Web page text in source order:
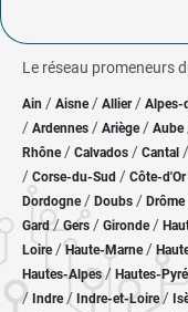
Le réseau promeneurs
Ain / Aisne/ Allier/ Alpes-
/ Ardennes / Ariège/ Aube
Rhône/ Calvados / Cantal /
/ Corse-du-Sud / Côte-d'Or
Dordogne/ Doubs / Drôme
Gard/Gers / Gironde/
Loire/Haute-Marne/
Hautes-Alpes/ Hautes-
/ Indre/ Indre-et-Loire/